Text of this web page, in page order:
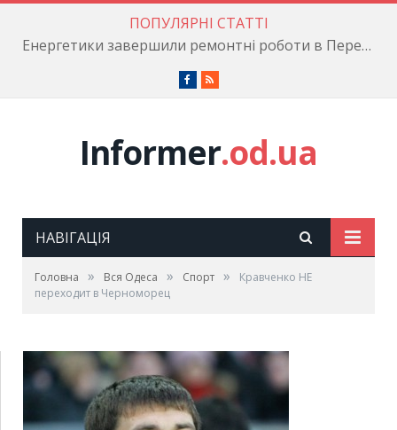
ПОПУЛЯРНІ СТАТТІ
Енергетики завершили ремонтні роботи в Пересипському районі
Facebook
RSS
Informer.od.ua
НАВІГАЦІЯ
Головна » Вся Одеса » Cпорт »
Кравченко НЕ
переходит в Черноморец